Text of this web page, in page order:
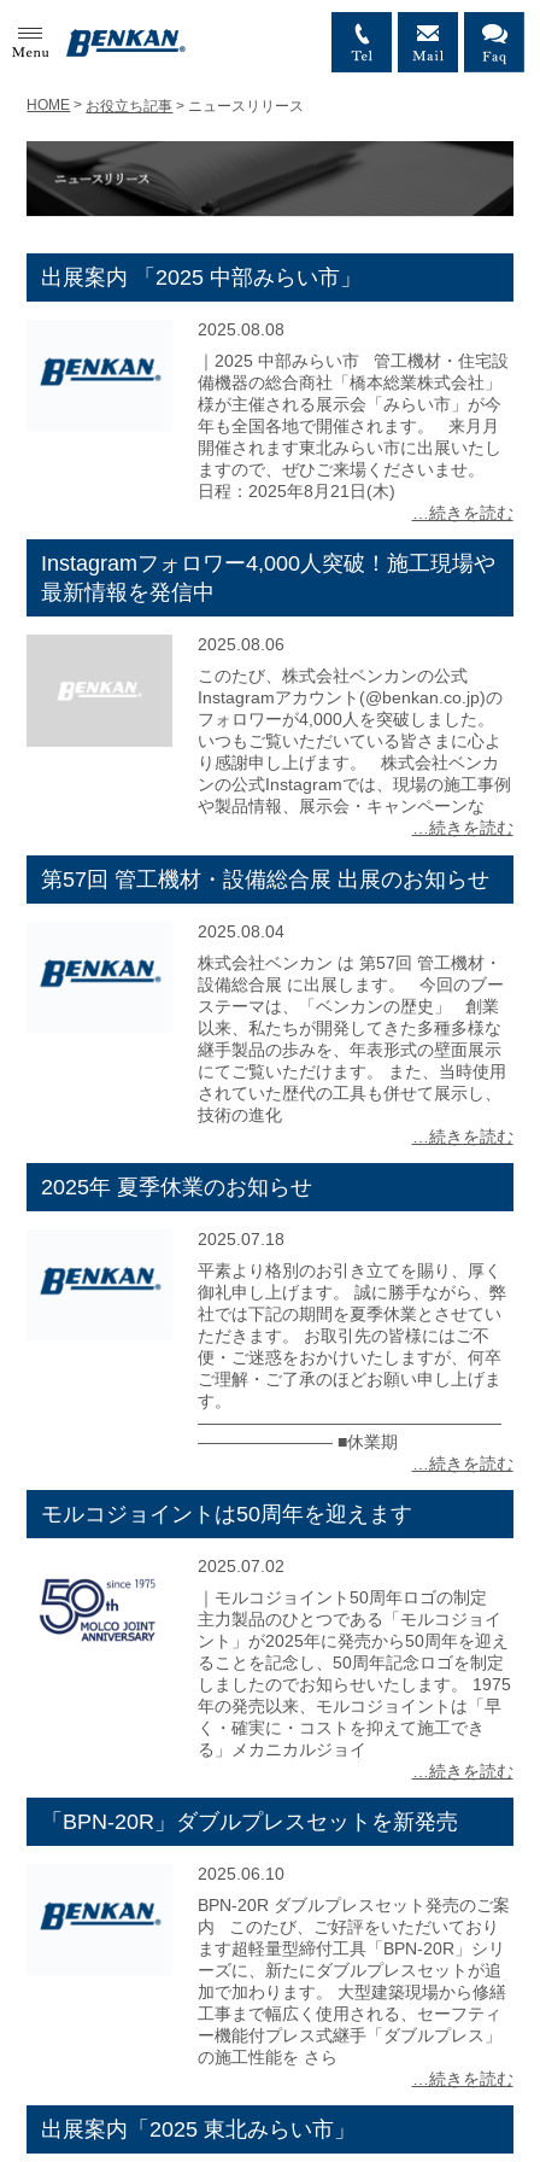
HOME > お役立ち記事 > ニュースリリース
出展案内 「2025 中部みらい市」
2025.08.08
｜2025 中部みらい市 管工機材・住宅設
備機器の総合商社「橋本総業株式会社」
様が主催される展示会「みらい市」が今
年も全国各地で開催されます。 来月月
開催されます東北みらい市に出展いたし
ますので、ぜひご来場くださいませ。
日程：2025年8月21日(木)
…続きを読む
Instagramフォロワー4,000人突破！施工現場や
最新情報を発信中
2025.08.06
このたび、株式会社ベンカンの公式
Instagramアカウント(@benkan.co.jp)の
フォロワーが4,000人を突破しました。
いつもご覧いただいている皆さまに心よ
り感謝申し上げます。 株式会社ベンカ
ンの公式Instagramでは、現場の施工事例
や製品情報、展示会・キャンペーンな
…続きを読む
第57回 管工機材・設備総合展 出展のお知らせ
2025.08.04
株式会社ベンカン は 第57回 管工機材・
設備総合展 に出展します。 今回のブー
ステーマは、「ベンカンの歴史」 創業
以来、私たちが開発してきた多種多様な
継手製品の歩みを、年表形式の壁面展示
にてご覧いただけます。 また、当時使用
されていた歴代の工具も併せて展示し、
技術の進化
…続きを読む
2025年 夏季休業のお知らせ
2025.07.18
平素より格別のお引き立てを賜り、厚く
御礼申し上げます。 誠に勝手ながら、弊
社では下記の期間を夏季休業とさせてい
ただきます。 お取引先の皆様にはご不
便・ご迷惑をおかけいたしますが、何卒
ご理解・ご了承のほどお願い申し上げま
す。
——————————————————
———————— ■休業期
…続きを読む
モルコジョイントは50周年を迎えます
2025.07.02
｜モルコジョイント50周年ロゴの制定
主力製品のひとつである「モルコジョイ
ント」が2025年に発売から50周年を迎え
ることを記念し、50周年記念ロゴを制定
しましたのでお知らせいたします。 1975
年の発売以来、モルコジョイントは「早
く・確実に・コストを抑えて施工でき
る」メカニカルジョイ
…続きを読む
「BPN-20R」ダブルプレスセットを新発売
2025.06.10
BPN-20R ダブルプレスセット発売のご案
内 このたび、ご好評をいただいており
ます超軽量型締付工具「BPN-20R」シリ
ーズに、新たにダブルプレスセットが追
加で加わります。 大型建築現場から修繕
工事まで幅広く使用される、セーフティ
ー機能付プレス式継手「ダブルプレス」
の施工性能を さら
…続きを読む
出展案内「2025 東北みらい市」